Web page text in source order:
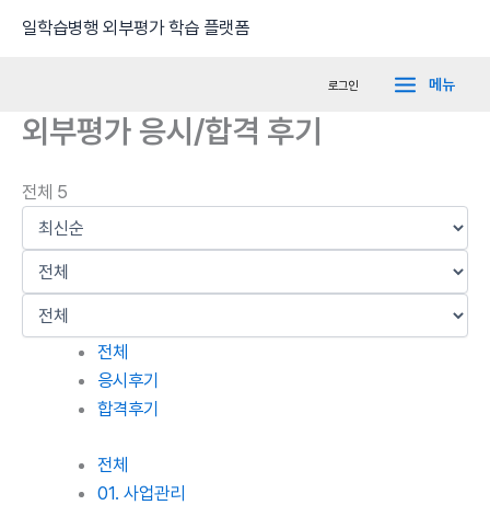
일학습병행 외부평가 학습 플랫폼
로그인
Menu
메뉴
외부평가 응시/합격 후기
전체 5
전체
응시후기
합격후기
전체
01. 사업관리